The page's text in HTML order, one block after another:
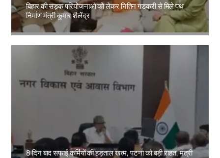
बिहार की सड़क परियोजनाओं को लेकर नितिन गडकरी से मिले पथ
निर्माण मंत्री कुमार शैलेंद्र
Amit Lekh
8 दिन बाद सफाई कर्मियों की हड़ताल खत्म, पटना को बड़ी राहत, मंत्री